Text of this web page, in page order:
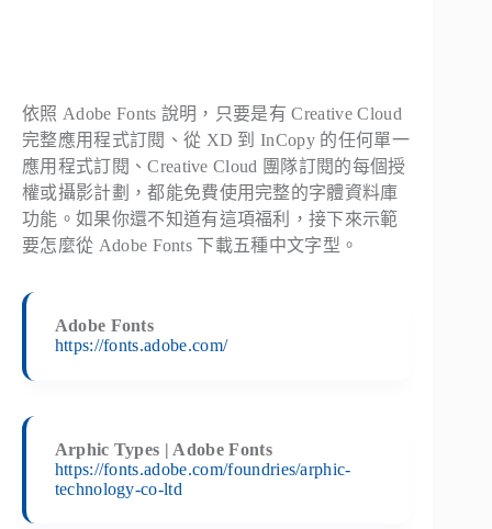
依照 Adobe Fonts 說明，只要是有 Creative Cloud
完整應用程式訂閱、從 XD 到 InCopy 的任何單一
應用程式訂閱、Creative Cloud 團隊訂閱的每個授
權或攝影計劃，都能免費使用完整的字體資料庫
功能。如果你還不知道有這項福利，接下來示範
要怎麼從 Adobe Fonts 下載五種中文字型。
Adobe Fonts
https://fonts.adobe.com/
Arphic Types | Adobe Fonts
https://fonts.adobe.com/foundries/arphic-
technology-co-ltd